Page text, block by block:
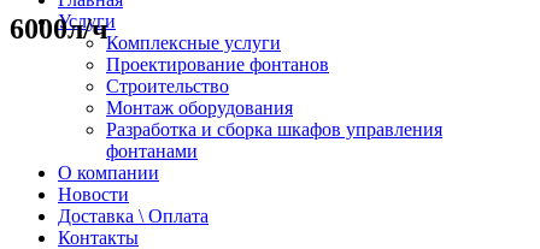
Услуги
Комплексные услуги
Проектирование фонтанов
Строительство
Монтаж оборудования
Разработка и сборка шкафов управления
фонтанами
О компании
Новости
Доставка \ Оплата
Контакты
6000л/ч